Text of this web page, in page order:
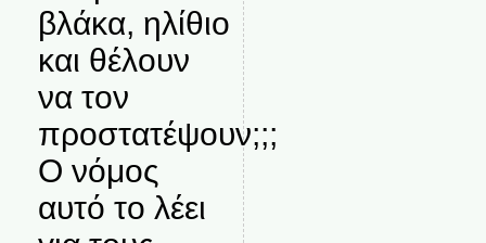
βλάκα, ηλίθιο
και θέλουν
να τον
προστατέψουν;;;
Ο νόμος
αυτό το λέει